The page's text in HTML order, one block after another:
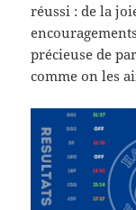
réussi : de la
précieuse de
comme on les